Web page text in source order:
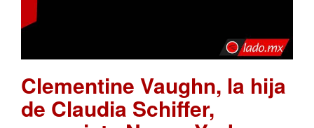
Clementine Vaughn, la hija
de Claudia Schiffer,